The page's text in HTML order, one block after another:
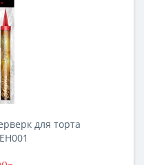
для торта